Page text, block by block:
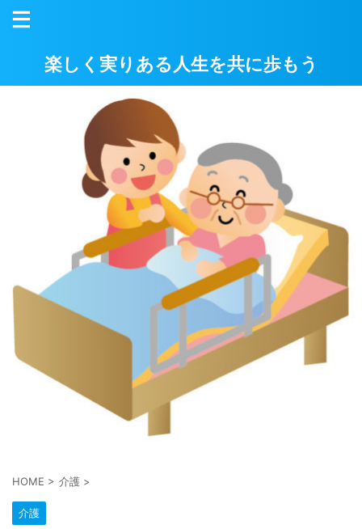
楽しく実りある人生を共に歩もう
HOME > 介護 >
介護